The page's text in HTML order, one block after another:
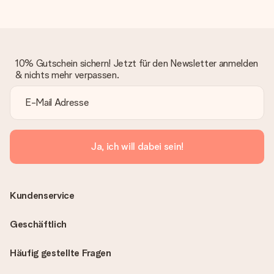
10% Gutschein sichern! Jetzt für den Newsletter anmelden
& nichts mehr verpassen.
Ja, ich will dabei sein!
Häufig gestellte Fragen
Kundenservice
Geschäftlich